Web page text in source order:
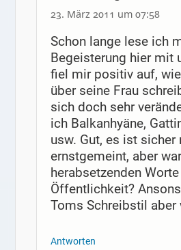
23. März 2011 um 07:58
Schon lange lese ich
Begeisterung hier mit
fiel mir positiv auf,
über seine Frau
sich doch sehr
ich Balkanhyäne,
usw. Gut, es ist sicher
ernstgemeint, aber
herabsetzenden
Öffentlichkeit?
Toms Schreibstil aber
Antworten